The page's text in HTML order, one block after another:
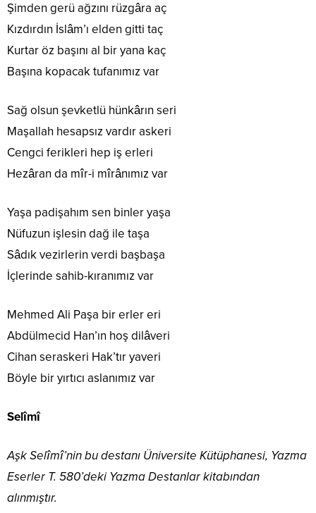
Şimden gerü ağzını rüzgâra aç
Kızdırdın İslâm’ı elden gitti taç
Kurtar öz başını al bir yana kaç
Başına kopacak tufanımız var
Sağ olsun şevketlü hünkârın seri
Maşallah hesapsız vardır askeri
Cengci ferikleri hep iş erleri
Hezâran da mîr-i mîrânımız var
Yaşa padişahım sen binler yaşa
Nüfuzun işlesin dağ ile taşa
Sâdık vezirlerin verdi başbaşa
İçlerinde sahib-kıranımız var
Mehmed Ali Paşa bir erler eri
Abdülmecid Han’ın hoş dilâveri
Cihan seraskeri Hak’tır yaveri
Böyle bir yırtıcı aslanımız var
Selîmî
Aşk Selîmî’nin bu destanı Üniversite Kütüphanesi, Yazma
Eserler T. 580’deki Yazma Destanlar kitabından
alınmıştır.